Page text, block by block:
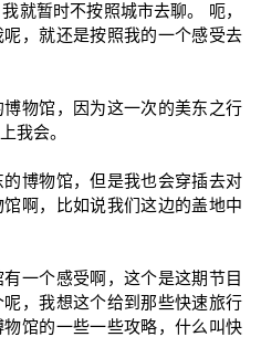
就暂时不按照城市去聊。 呃，
，就还是按照我的一个感受去
物馆，因为这一次的美东之行
我会。
博物馆，但是我也会穿插去对
啊，比如说我们这边的盖地中
一个感受啊，这个是这期节目
，我想这个给到那些快速旅行
馆的一些一些攻略，什么叫快